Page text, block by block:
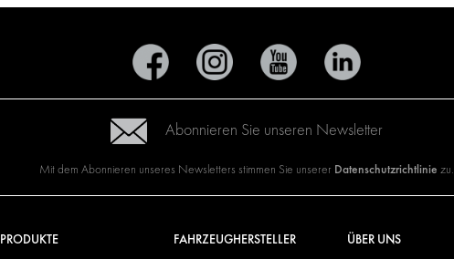
Abonnieren Sie unseren Newsletter
Mit dem Abonnieren unseres Newsletters stimmen Sie unserer Datenschutzrichtlinie zu.
PRODUKTE FAHRZEUGHERSTELLER ÜBER UNS